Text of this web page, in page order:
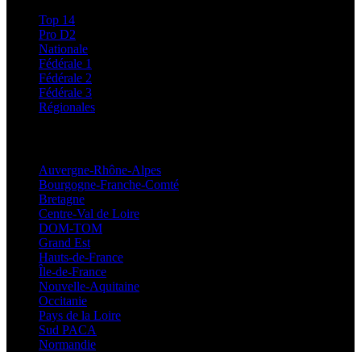
Top 14
Pro D2
Nationale
Fédérale 1
Fédérale 2
Fédérale 3
Régionales
Auvergne-Rhône-Alpes
Bourgogne-Franche-Comté
Bretagne
Centre-Val de Loire
DOM-TOM
Grand Est
Hauts-de-France
Île-de-France
Nouvelle-Aquitaine
Occitanie
Pays de la Loire
Sud PACA
Normandie